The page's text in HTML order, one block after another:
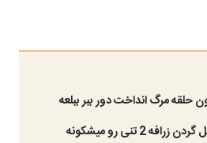
مرگ انداخت دور ببر ببلعه
تنی رو میشکونه